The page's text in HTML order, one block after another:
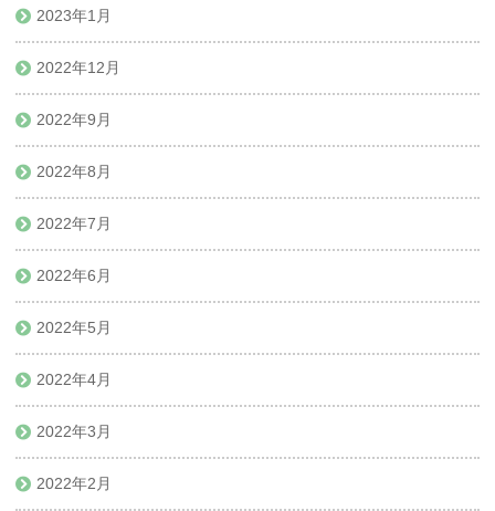
2023年1月
2022年12月
2022年9月
2022年8月
2022年7月
2022年6月
2022年5月
2022年4月
2022年3月
2022年2月